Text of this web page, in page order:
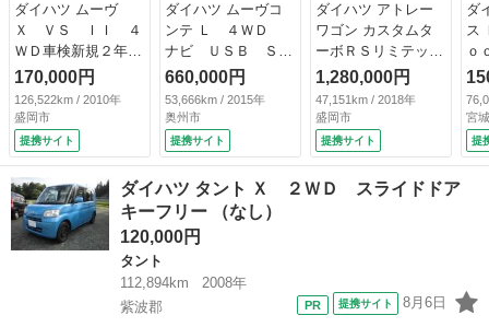
ダイハツ ムーヴ
Ｘ ＶＳ ＩＩ ４
ＷＤ車検新規２年Ｋ
Ｆチェーンベルトキ
ーレスＨＤＤナビゲ
ーション地デジＴＶ
フォグライト２０２
０年製セイバーリン
クタイヤ純正１４イ
ンチアルミホイール
（検10.8）
170,000円
126,522km / 2010年
盛岡市
提携サイト
ダイハツ ムーヴコ
ンテ Ｌ ４ＷＤ
ナビ ＵＳＢ Ｓ
Ｄ ワンセグ （車
検整備付）
660,000円
53,666km / 2015年
奥州市
提携サイト
ダイハツ アトレー
ワゴン カスタムタ
ーボＲＳリミテッ
ド ＳＡＩＩＩ ４
ＷＤ ターボ ＬＥ
Ｄヘッドライト 左
側パワースライドド
ア ナビ リヤヒー
ーター スマートア
1,280,000円
47,151km / 2018年
盛岡市
提携サイト
ダ
ス
ｏ
オ
Ｅ
ラ
ド
チ
宮
提
ダイハツ タント Ｘ ２ＷＤ スライドドア
キーフリー （なし）
120,000円
タント
112,894km
2008年
紫波郡
提携サイト 8月6日